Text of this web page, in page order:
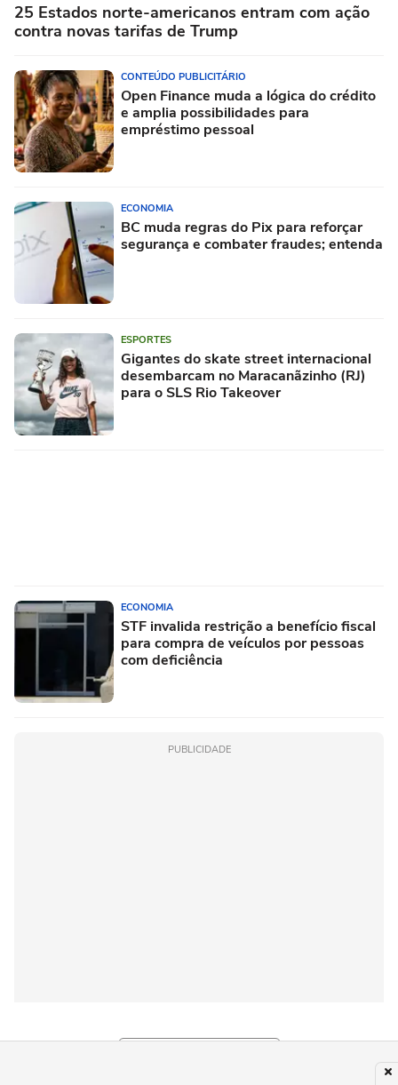
25 Estados norte-americanos entram com ação
contra novas tarifas de Trump
CONTEÚDO PUBLICITÁRIO
Open Finance muda a lógica do crédito
e amplia possibilidades para
empréstimo pessoal
ECONOMIA
BC muda regras do Pix para reforçar
segurança e combater fraudes; entenda
ESPORTES
Gigantes do skate street internacional
desembarcam no Maracanãzinho (RJ)
para o SLS Rio Takeover
ECONOMIA
STF invalida restrição a benefício fiscal
para compra de veículos por pessoas
com deficiência
PUBLICIDADE